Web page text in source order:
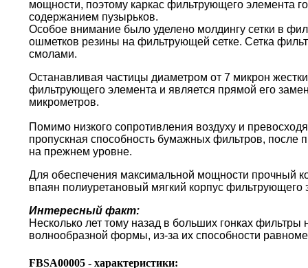
мощности, поэтому каркас фильтрующего элемента
содержанием пузырьков.
Особое внимание было уделено молдингу сетки в
ошметков резины на фильтрующей сетке. Сетка
смолами.
Останавливая частицы диаметром от 7 микрон
фильтрующего элемента и является прямой его
микрометров.
Помимо низкого сопротивления воздуху и
пропускная способность бумажных фильтров, после
на прежнем уровне.
Для обеспечения максимальной мощности прочный
впаян полиуретановый мягкий корпус
Интересный факт:
Несколько лет тому назад в больших гонках
волнообразной формы, из-за их способности
FBSA00005 - характеристики: